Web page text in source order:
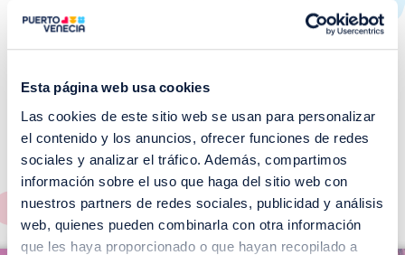
Esta página web usa cookies
Las cookies de este sitio web se usan para personalizar
el contenido y los anuncios, ofrecer funciones de redes
sociales y analizar el tráfico. Además, compartimos
información sobre el uso que haga del sitio web con
nuestros partners de redes sociales, publicidad y análisis
web, quienes pueden combinarla con otra información
que les haya proporcionado o que hayan recopilado a
¡No te pierdas nuestros
EVENTOS!
Ver todos >